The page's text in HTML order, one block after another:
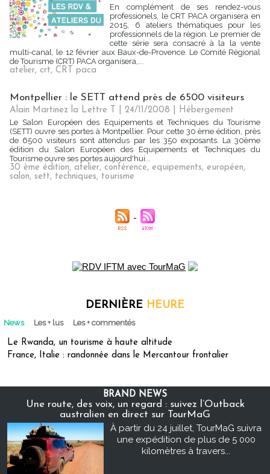
En complément de ses rendez-vous
professionels, le CRT PACA organisera en
2015, 6 ateliers thématiques pour les
professionnels de la région. Le premier de
cette série sera consacré à la la vente
multi-­canal, le 12 février aux Baux-de-Provence. Le Comité Régional
de Tourisme (CRT) PACA organisera,...
atelier, crt, CRT paca
Montpellier : le SETT attend près de 6500 visiteurs
Alain Martinez la Lettre T | 24/11/2008
Hébergement
Le Salon Européen des Equipements et Techniques du Tourisme
(SETT) ouvre ses portes à Montpellier. Pour cette 30 ème édition, près
de 6500 visiteurs sont attendus par les 350 exposants. La 30ème
édition du Salon Européen des Equipements et Techniques du
Tourisme ouvre ses portes aujourd'hui...
30 ème édition, atelier, conférence, equipements, européen,
salon, sett, techniques, tourisme
DERNIÈRE HEURE
News Les + lus Les + commentés
Le Rwanda, un tourisme à haute altitude
France, Italie : randonnée dans le Mercantour frontalier
BRAND NEWS
Une route, des voix, un regard : suivez l’Outback
australien en direct sur TourMaG
À partir du 24 juillet, TourMaG suivra
une expédition de plus de 5 000
kilomètres à travers...